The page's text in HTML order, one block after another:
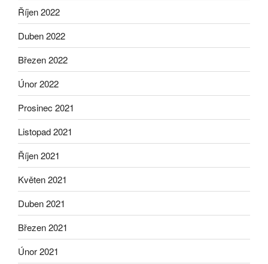
Říjen 2022
Duben 2022
Březen 2022
Únor 2022
Prosinec 2021
Listopad 2021
Říjen 2021
Květen 2021
Duben 2021
Březen 2021
Únor 2021